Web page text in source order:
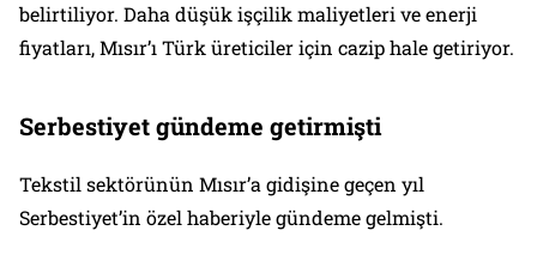
belirtiliyor. Daha düşük işçilik maliyetleri ve enerji
fiyatları, Mısır’ı Türk üreticiler için cazip hale getiriyor.
Serbestiyet gündeme getirmişti
Tekstil sektörünün Mısır’a gidişine geçen yıl
Serbestiyet’in özel haberiyle gündeme gelmişti.